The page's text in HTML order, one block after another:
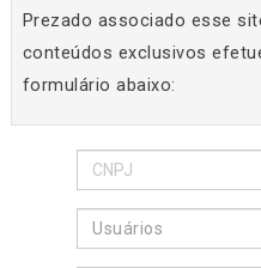
Prezado associado esse
conteúdos exclusivos
formulário abaixo:
Usuários